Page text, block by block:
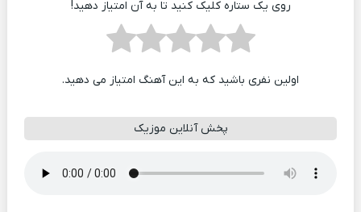
روی یک ستاره کلیک کنید تا به آن امتیاز دهید!
اولین نفری باشید که به این آهنگ امتیاز می دهید.
پخش آنلاین موزیک